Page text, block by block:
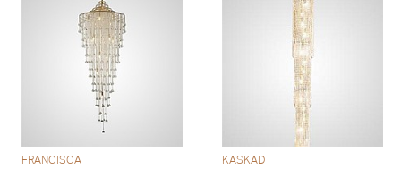
FRANCISCA KASKAD